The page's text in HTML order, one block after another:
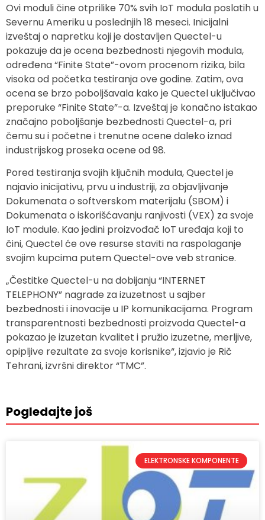
Ovi moduli čine otprilike 70% svih IoT modula poslatih u
Severnu Ameriku u poslednjih 18 meseci. Inicijalni
izveštaj o napretku koji je dostavljen Quectel-u
pokazuje da je ocena bezbednosti njegovih modula,
određena “Finite State”-ovom procenom rizika, bila
visoka od početka testiranja ove godine. Zatim, ova
ocena se brzo poboljšavala kako je Quectel uključivao
preporuke “Finite State”-a. Izveštaj je konačno istakao
značajno poboljšanje bezbednosti Quectel-a, pri
čemu su i početne i trenutne ocene daleko iznad
industrijskog proseka ocene od 98.
Pored testiranja svojih ključnih modula, Quectel je
najavio inicijativu, prvu u industriji, za objavljivanje
Dokumenata o softverskom materijalu (SBOM) i
Dokumenata o iskorišćavanju ranjivosti (VEX) za svoje
IoT module. Kao jedini proizvođač IoT uređaja koji to
čini, Quectel će ove resurse staviti na raspolaganje
svojim kupcima putem Quectel-ove veb stranice.
„Čestitke Quectel-u na dobijanju “INTERNET
TELEPHONY” nagrade za izuzetnost u sajber
bezbednosti i inovacije u IP komunikacijama. Program
transparentnosti bezbednosti proizvoda Quectel-a
pokazao je izuzetan kvalitet i pružio izuzetne, merljive,
opipljive rezultate za svoje korisnike“, izjavio je Rič
Tehrani, izvršni direktor “TMC”.
Pogledajte još
ELEKTRONSKE KOMPONENTE